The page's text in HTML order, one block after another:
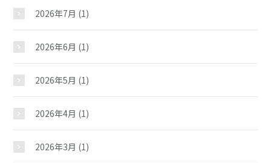
2026年7月 (1)
2026年6月 (1)
2026年5月 (1)
2026年4月 (1)
2026年3月 (1)